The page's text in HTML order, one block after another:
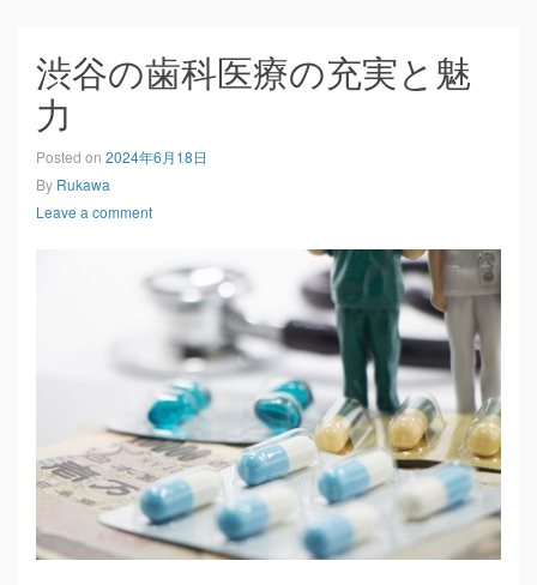
渋谷の歯科医療の充実と魅
力
Posted on 2024年6月18日
By Rukawa
Leave a comment